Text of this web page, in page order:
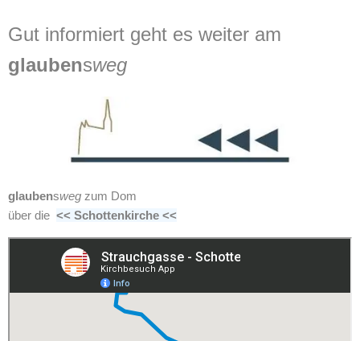
Gut informiert geht es weiter am
glaubensweg
glaubensweg zum Dom
über die << Schottenkirche <<